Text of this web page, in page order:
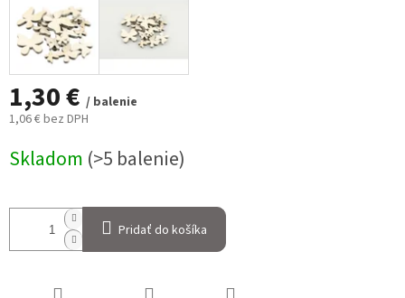
1,30 € / balenie
1,06 € bez DPH
cena:
Skladom (>5 balenie)
Pridať do košíka